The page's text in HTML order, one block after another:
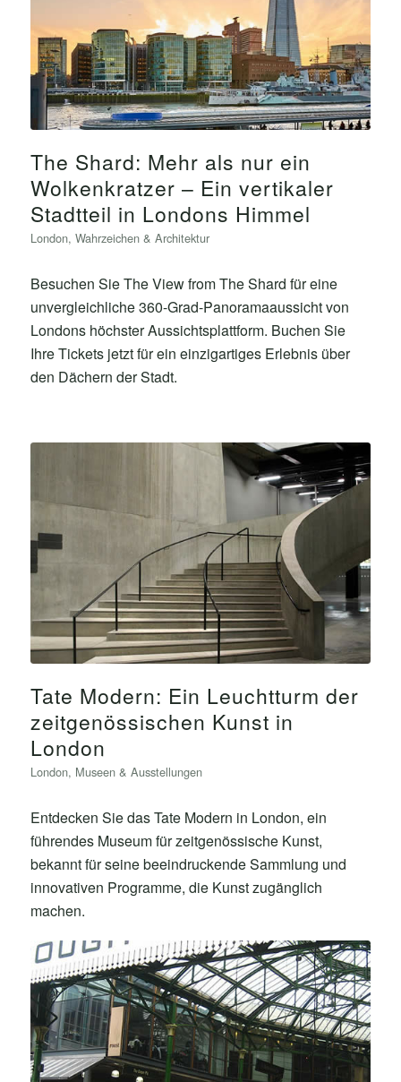
The Shard: Mehr als nur ein
Wolkenkratzer – Ein vertikaler
Stadtteil in Londons Himmel
London, Wahrzeichen & Architektur
Besuchen Sie The View from The Shard für eine
unvergleichliche 360-Grad-Panoramaaussicht von
Londons höchster Aussichtsplattform. Buchen Sie
Ihre Tickets jetzt für ein einzigartiges Erlebnis über
den Dächern der Stadt.
Tate Modern: Ein Leuchtturm der
zeitgenössischen Kunst in
London
London, Museen & Ausstellungen
Entdecken Sie das Tate Modern in London, ein
führendes Museum für zeitgenössische Kunst,
bekannt für seine beeindruckende Sammlung und
innovativen Programme, die Kunst zugänglich
machen.